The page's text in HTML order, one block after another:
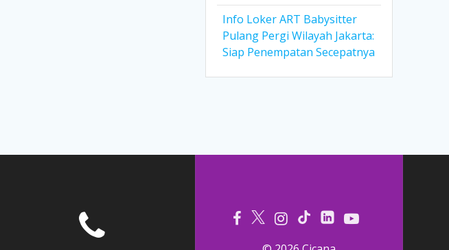
Info Loker ART Babysitter
Pulang Pergi Wilayah Jakarta:
Siap Penempatan Secepatnya